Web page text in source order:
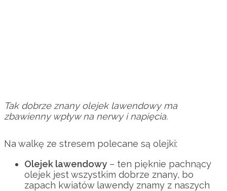
Tak dobrze znany olejek lawendowy ma
zbawienny wpływ na nerwy i napięcia.
Na walkę ze stresem polecane są olejki:
Olejek lawendowy – ten pięknie pachnący
olejek jest wszystkim dobrze znany, bo
zapach kwiatów lawendy znamy z naszych